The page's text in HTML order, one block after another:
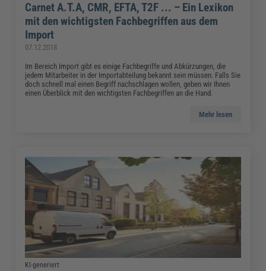
Carnet A.T.A, CMR, EFTA, T2F ... – Ein Lexikon
mit den wichtigsten Fachbegriffen aus dem
Import
07.12.2018
Im Bereich Import gibt es einige Fachbegriffe und Abkürzungen, die
jedem Mitarbeiter in der Importabteilung bekannt sein müssen. Falls Sie
doch schnell mal einen Begriff nachschlagen wollen, geben wir Ihnen
einen Überblick mit den wichtigsten Fachbegriffen an die Hand.
Mehr lesen
KI-generiert